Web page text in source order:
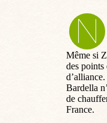
Même si
des
Bardella
de
France.